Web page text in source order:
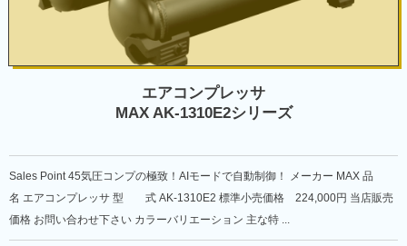
エアコンプレッサ
MAX AK-1310E2シリーズ
Sales Point 45気圧コンプの極致！AIモードで自動制御！ メーカー MAX 品
名 エアコンプレッサ 型 式 AK-1310E2 標準小売価格 224,000円 当店販売
価格 お問い合わせ下さい カラーバリエーション 主な特 ...